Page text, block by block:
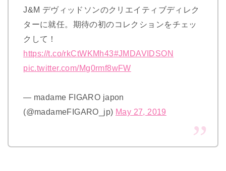
J&M デヴィッドソンのクリエイティブディレク
ターに就任。期待の初のコレクションをチェッ
クして！
https://t.co/rkCtWKMh43#JMDAVIDSON
pic.twitter.com/Mg0rmf8wFW
— madame FIGARO japon
(@madameFIGARO_jp) May 27, 2019